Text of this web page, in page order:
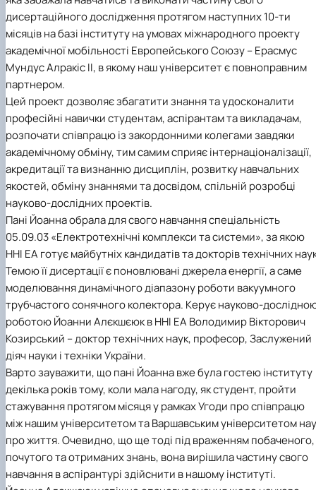
Новини
дисертаційного дослідження протягом наступних 10-ти
місяців на базі інституту на умовах міжнародного проекту
академічної мобільності Европейського Союзу – Ерасмус
Мундус Алракіс ІІ, в якому наш університет є повноправним
партнером.
Цей проект дозволяє збагатити знання та удосконалити
професійні навички студентам, аспірантам та викладачам,
розпочати співпрацю із закордонними колегами завдяки
академічному обміну, тим самим сприяє інтернаціоналізації,
акредитації та визнанню дисциплін, розвитку навчальних
якостей, обміну знаннями та досвідом, спільній розробці
науково-дослідних проектів.
Пані Йоанна обрала для свого навчання спеціальність
05.09.03 «Електротехнічні комплекси та системи», за якою
ННІ ЕА готує майбутніх кандидатів та докторів технічних
Темою її дисертації є поновлювані джерела енергії, а саме
моделювання динамічного діапазону роботи вакуумного
трубчастого сонячного колектора. Керує науково-
роботою Йоанни Алєкшєюк в ННІ ЕА Володимир Вікторович
Козирський – доктор технічних наук, професор, Заслужений
діяч науки і техніки України.
Варто зауважити, що пані Йоанна вже була гостею інституту
декілька років тому, коли мала нагоду, як студент, пройти
стажування протягом місяця у рамках Угоди про співпрацю
між нашим університетом та Варшавським університетом
про життя. Очевидно, що ще тоді під враженням побаченого,
почутого та отриманих знань, вона вирішила частину свого
навчання в аспірантурі здійснити в нашому інституті.